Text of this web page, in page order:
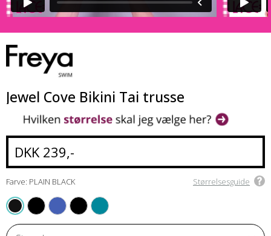
Jewel Cove Bikini Tai trusse
DKK 239,-
Farve: PLAIN BLACK Størrelsesguide